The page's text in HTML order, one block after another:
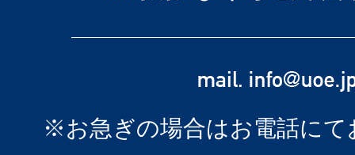
※お急ぎの場合はお電話にて